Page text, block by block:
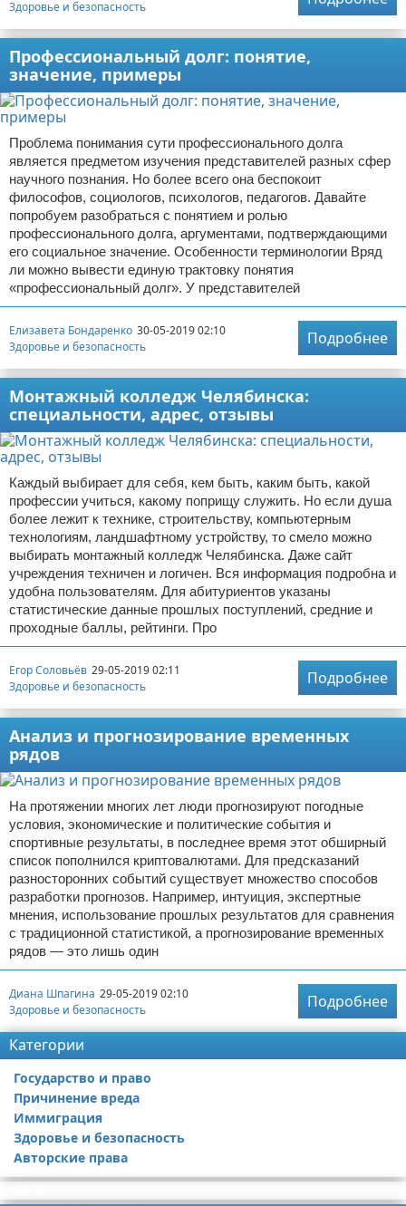
Здоровье и безопасность
Профессиональный долг: понятие,
значение, примеры
Проблема понимания сути профессионального долга
является предметом изучения представителей разных сфер
научного познания. Но более всего она беспокоит
философов, социологов, психологов, педагогов. Давайте
попробуем разобраться с понятием и ролью
профессионального долга, аргументами, подтверждающими
его социальное значение. Особенности терминологии Вряд
ли можно вывести единую трактовку понятия
«профессиональный долг». У представителей
Елизавета Бондаренко 30-05-2019 02:10
Здоровье и безопасность
Подробнее
Монтажный колледж Челябинска:
специальности, адрес, отзывы
Каждый выбирает для себя, кем быть, каким быть, какой
профессии учиться, какому поприщу служить. Но если душа
более лежит к технике, строительству, компьютерным
технологиям, ландшафтному устройству, то смело можно
выбирать монтажный колледж Челябинска. Даже сайт
учреждения техничен и логичен. Вся информация подробна и
удобна пользователям. Для абитуриентов указаны
статистические данные прошлых поступлений, средние и
проходные баллы, рейтинги. Про
Егор Соловьёв 29-05-2019 02:11
Здоровье и безопасность
Подробнее
Анализ и прогнозирование временных
рядов
На протяжении многих лет люди прогнозируют погодные
условия, экономические и политические события и
спортивные результаты, в последнее время этот обширный
список пополнился криптовалютами. Для предсказаний
разносторонних событий существует множество способов
разработки прогнозов. Например, интуиция, экспертные
мнения, использование прошлых результатов для сравнения
с традиционной статистикой, а прогнозирование временных
рядов — это лишь один
Диана Шпагина 29-05-2019 02:10
Здоровье и безопасность
Подробнее
Категории
Государство и право
Причинение вреда
Иммиграция
Здоровье и безопасность
Авторские права